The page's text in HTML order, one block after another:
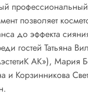
позволяет
до эффекта
гостей Татьяна
АК»), Мария
и Корзинникова